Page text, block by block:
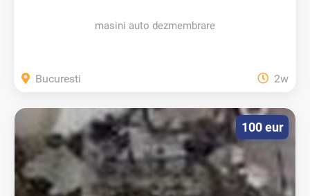
masini auto dezmembrare
Bucuresti 2w
100 eur